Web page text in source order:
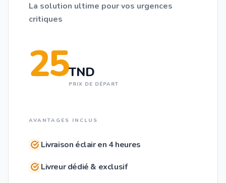
La solution ultime pour vos urgences
critiques
25TND
PRIX DE DÉPART
AVANTAGES INCLUS
Livraison éclair en 4 heures
Livreur dédié & exclusif